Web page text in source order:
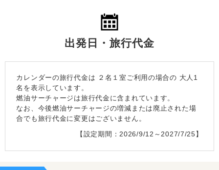
出発日・旅行代金
カレンダーの旅行代金は ２名１室 ご利用の場合の 大人1
名を表示しています。
燃油サーチャージは旅行代金に含まれています。
なお、今後燃油サーチャージの増減または廃止された場
合でも旅行代金に変更はございません。
【設定期間：2026/9/12～2027/7/25】